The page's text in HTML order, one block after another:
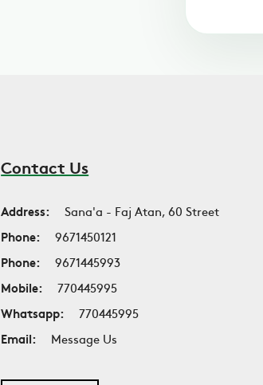
Contact Us
Address:
Sana'a - Faj Atan, 60 Street
Phone:
9671450121
Phone:
9671445993
Mobile:
770445995
Whatsapp:
770445995
Email:
Message Us